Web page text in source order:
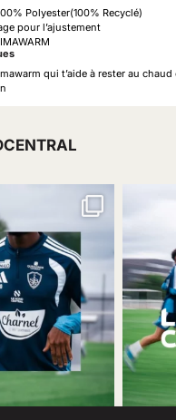
Polyester(100% Recyclé)
pour l’ajustement
qui t’aide à rester au